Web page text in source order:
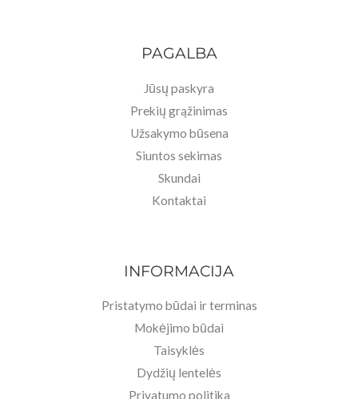
PAGALBA
Jūsų paskyra
Prekių grąžinimas
Užsakymo būsena
Siuntos sekimas
Skundai
Kontaktai
INFORMACIJA
Pristatymo būdai ir terminas
Mokėjimo būdai
Taisyklės
Dydžių lentelės
Privatumo politika